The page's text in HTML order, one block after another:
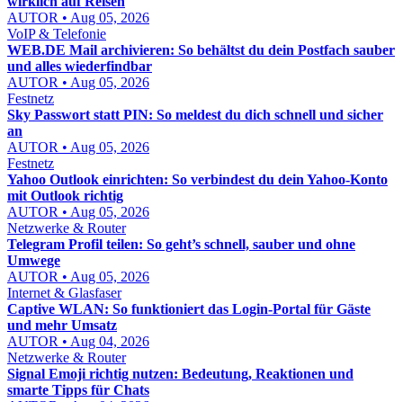
AUTOR • Aug 05, 2026
VoIP & Telefonie
WEB.DE Mail archivieren: So behältst du dein Postfach sauber
und alles wiederfindbar
AUTOR • Aug 05, 2026
Festnetz
Sky Passwort statt PIN: So meldest du dich schnell und sicher
an
AUTOR • Aug 05, 2026
Festnetz
Yahoo Outlook einrichten: So verbindest du dein Yahoo-Konto
mit Outlook richtig
AUTOR • Aug 05, 2026
Netzwerke & Router
Telegram Profil teilen: So geht’s schnell, sauber und ohne
Umwege
AUTOR • Aug 05, 2026
Internet & Glasfaser
Captive WLAN: So funktioniert das Login-Portal für Gäste
und mehr Umsatz
AUTOR • Aug 04, 2026
Netzwerke & Router
Signal Emoji richtig nutzen: Bedeutung, Reaktionen und
smarte Tipps für Chats